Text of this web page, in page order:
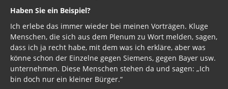
Haben Sie ein Beispiel?
Ich erlebe das immer wieder bei meinen Vorträgen. Kluge
Menschen, die sich aus dem Plenum zu Wort melden, sagen,
dass ich ja recht habe, mit dem was ich erkläre, aber was
könne schon der Einzelne gegen Siemens, gegen Bayer usw.
unternehmen. Diese Menschen stehen da und sagen: „Ich
bin doch nur ein kleiner Bürger.“